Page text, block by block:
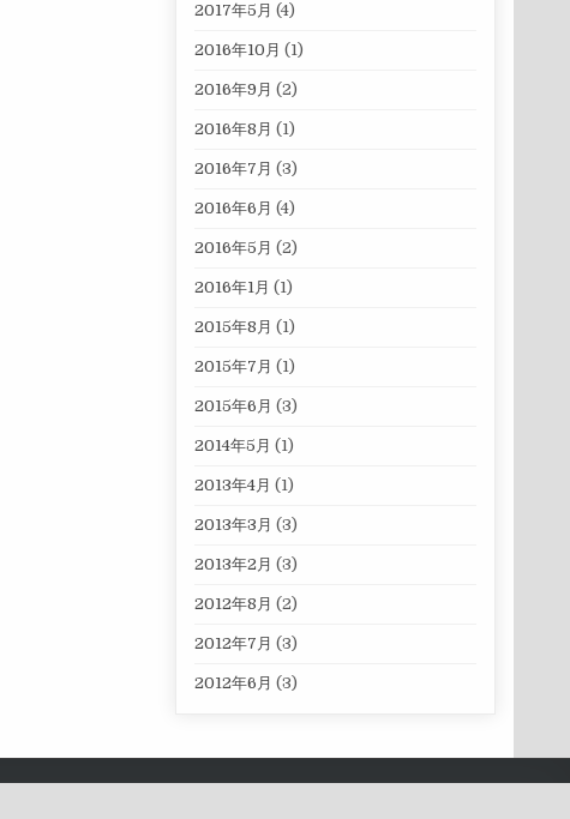
2017年5月 (4)
2016年10月 (1)
2016年9月 (2)
2016年8月 (1)
2016年7月 (3)
2016年6月 (4)
2016年5月 (2)
2016年1月 (1)
2015年8月 (1)
2015年7月 (1)
2015年6月 (3)
2014年5月 (1)
2013年4月 (1)
2013年3月 (3)
2013年2月 (3)
2012年8月 (2)
2012年7月 (3)
2012年6月 (3)